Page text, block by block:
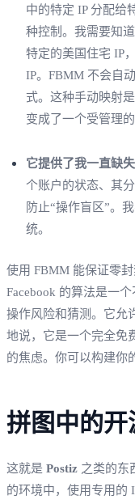
中的特定 IP 分配给
种控制。我需要知
特定的美国住宅 IP
IP。FBMM 不会自
式。这种手动映射
变成了一个受管理的
它提供了我一直缺失
个账户的状态、其
防止“操作盲区”。
统。
使用 FBMM 能保证零
Facebook 的算法是一
操作风险和猜测。它允
地说，它是一个完全免
的焦虑。你可以构建你
拼图中的开
这就是 Postiz 之类的东
的环境中，使用专用的